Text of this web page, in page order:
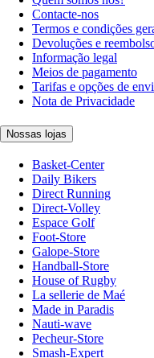
Contacte-nos
Termos e condições
Devoluções e
Informação legal
Meios de pagamento
Tarifas e opções de
Nota de Privacidade
Nossas lojas
Basket-Center
Daily Bikers
Direct Running
Direct-Volley
Espace Golf
Foot-Store
Galope-Store
Handball-Store
House of Rugby
La sellerie de Maé
Made in Paradis
Nauti-wave
Pecheur-Store
Smash-Expert